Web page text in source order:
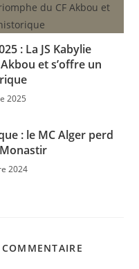
: La JS Kabylie
et s’offre un
2025
: le MC Alger perd
Monastir
2024